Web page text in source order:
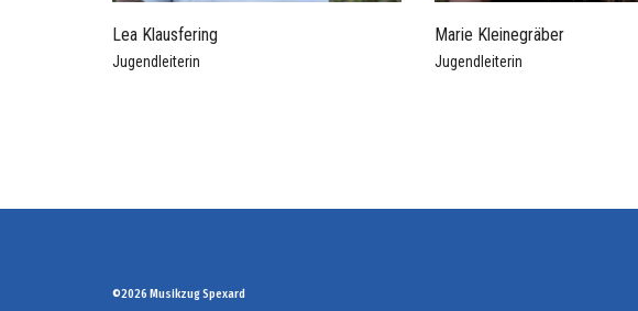
Lea Klausfering
Jugendleiterin
Marie Kleinegräber
Jugendleiterin
©2026 Musikzug Spexard